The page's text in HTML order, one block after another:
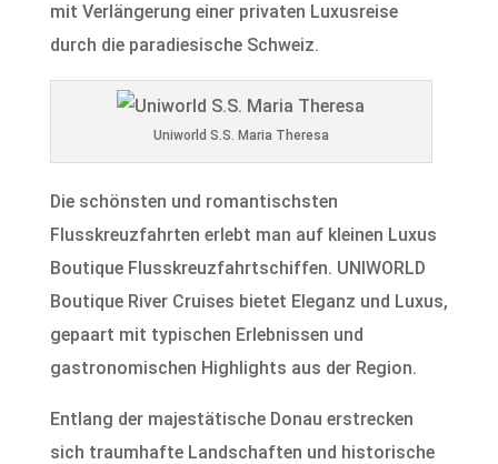
mit Verlängerung einer privaten Luxusreise
durch die paradiesische Schweiz.
Uniworld S.S. Maria Theresa
Die schönsten und romantischsten
Flusskreuzfahrten erlebt man auf kleinen Luxus
Boutique Flusskreuzfahrtschiffen. UNIWORLD
Boutique River Cruises bietet Eleganz und Luxus,
gepaart mit typischen Erlebnissen und
gastronomischen Highlights aus der Region.
Entlang der majestätische Donau erstrecken
sich traumhafte Landschaften und historische